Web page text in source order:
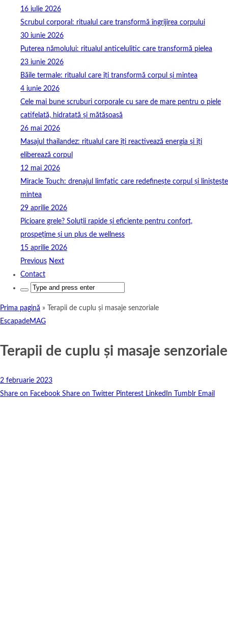
16 iulie 2026
Scrubul corporal: ritualul care transformă îngrijirea corpului
30 iunie 2026
Puterea nămolului: ritualul anticelulitic care transformă pielea
23 iunie 2026
Băile termale: ritualul care îți transformă corpul și mintea
4 iunie 2026
Cele mai bune scruburi corporale cu sare de mare pentru o piele
catifelată, hidratată și mătăsoasă
26 mai 2026
Masajul thailandez: ritualul care îți reactivează energia și îți
eliberează corpul
12 mai 2026
Miracle Touch: drenajul limfatic care redefinește corpul și liniștește
mintea
29 aprilie 2026
Picioare grele? Soluții rapide și eficiente pentru confort,
prospețime și un plus de wellness
15 aprilie 2026
Previous Next
Contact
Search
Prima pagină »
Terapii de cuplu și masaje senzoriale
EscapadeMAG
Terapii de cuplu și masaje senzoriale
2 februarie 2023
Share on Facebook Share on Twitter Pinterest LinkedIn Tumblr Email